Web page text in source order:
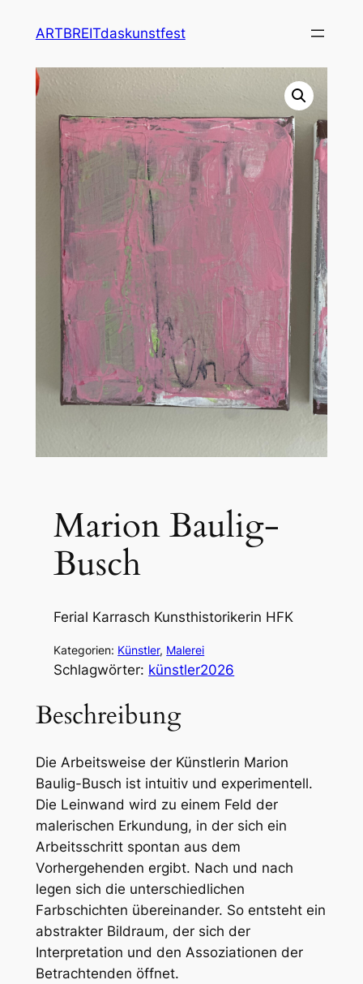
ARTBREITdaskunstfest
Marion Baulig-
Busch
Ferial Karrasch Kunsthistorikerin HFK
Kategorien: Künstler, Malerei
Schlagwörter: künstler2026
Beschreibung
Die Arbeitsweise der Künstlerin Marion
Baulig-Busch ist intuitiv und experimentell.
Die Leinwand wird zu einem Feld der
malerischen Erkundung, in der sich ein
Arbeitsschritt spontan aus dem
Vorhergehenden ergibt. Nach und nach
legen sich die unterschiedlichen
Farbschichten übereinander. So entsteht ein
abstrakter Bildraum, der sich der
Interpretation und den Assoziationen der
Betrachtenden öffnet.